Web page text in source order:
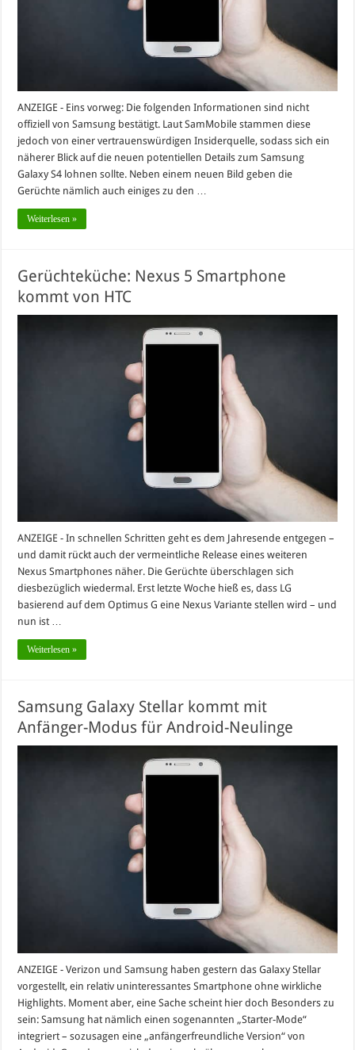
ANZEIGE - Eins vorweg: Die folgenden Informationen sind nicht
offiziell von Samsung bestätigt. Laut SamMobile stammen diese
jedoch von einer vertrauenswürdigen Insiderquelle, sodass sich ein
näherer Blick auf die neuen potentiellen Details zum Samsung
Galaxy S4 lohnen sollte. Neben einem neuen Bild geben die
Gerüchte nämlich auch einiges zu den …
Weiterlesen »
Gerüchteküche: Nexus 5 Smartphone
kommt von HTC
ANZEIGE - In schnellen Schritten geht es dem Jahresende entgegen –
und damit rückt auch der vermeintliche Release eines weiteren
Nexus Smartphones näher. Die Gerüchte überschlagen sich
diesbezüglich wiedermal. Erst letzte Woche hieß es, dass LG
basierend auf dem Optimus G eine Nexus Variante stellen wird – und
nun ist …
Weiterlesen »
Samsung Galaxy Stellar kommt mit
Anfänger-Modus für Android-Neulinge
ANZEIGE - Verizon und Samsung haben gestern das Galaxy Stellar
vorgestellt, ein relativ uninteressantes Smartphone ohne wirkliche
Highlights. Moment aber, eine Sache scheint hier doch Besonders zu
sein: Samsung hat nämlich einen sogenannten „Starter-Mode“
integriert – sozusagen eine „anfängerfreundliche Version“ von